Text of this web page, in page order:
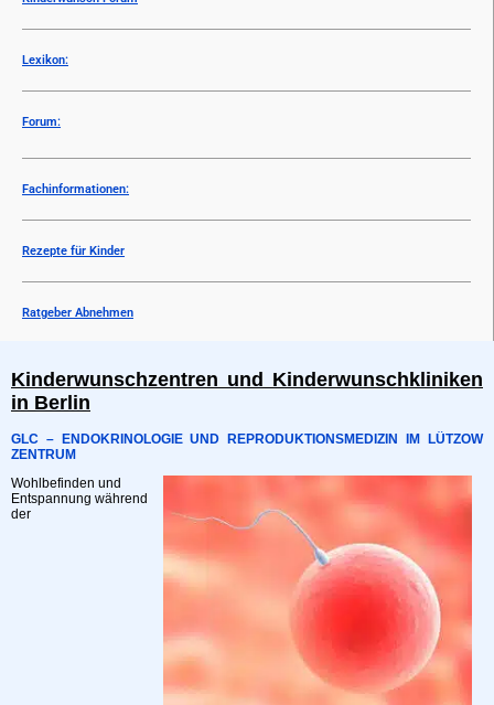
Lexikon:
Forum:
Fachinformationen:
Rezepte für Kinder
Ratgeber Abnehmen
Kinderwunschzentren und Kinderwunschkliniken
in Berlin
GLC – ENDOKRINOLOGIE UND REPRODUKTIONSMEDIZIN IM LÜTZOW
ZENTRUM
Wohlbefinden und
Entspannung während
der